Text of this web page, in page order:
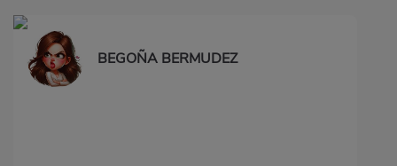
BEGOÑA BERMUDEZ